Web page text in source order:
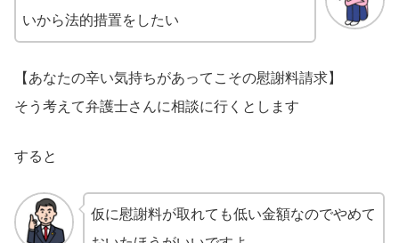
いから法的措置をしたい
【あなたの辛い気持ちがあってこその慰謝料請求】
そう考えて弁護士さんに相談に行くとします
すると
仮に慰謝料が取れても低い金額なのでやめて